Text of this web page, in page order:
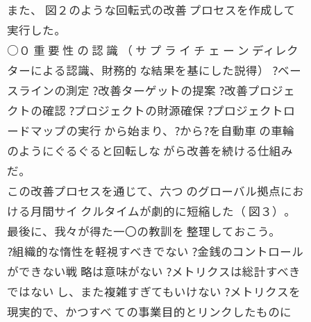
また、 図２のような回転式の改善 プロセスを作成して
実行した。
○０ 重 要 性 の 認 識 （ サ プ ラ イ チ ェ ー ン ディレク
ターによる認識、財務的 な結果を基にした説得） ?ベー
スラインの測定 ?改善ターゲットの提案 ?改善プロジェ
クトの確認 ?プロジェクトの財源確保 ?プロジェクトロ
ードマップの実行 から始まり、?から?を自動車 の車輪
のようにぐるぐると回転しな がら改善を続ける仕組み
だ。
この改善プロセスを通じて、六つ のグローバル拠点にお
ける月間サイ クルタイムが劇的に短縮した（ 図３）。
最後に、我々が得た一〇の教訓を 整理しておこう。
?組織的な惰性を軽視すべきでない ?金銭のコントロール
ができない戦 略は意味がない ?メトリクスは総計すべき
ではない し、また複雑すぎてもいけない ?メトリクスを
現実的で、かつすべ ての事業目的とリンクしたものに